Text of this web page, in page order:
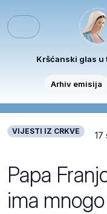
Menu
Kršćanski glas u
Arhiv emisija
VIJESTI IZ CRKVE 17
Papa
ima